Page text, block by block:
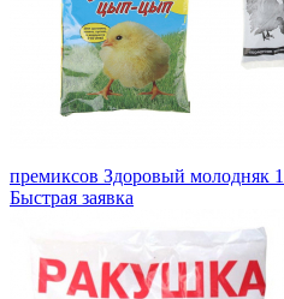
премиксов Здоровый молодняк
Быстрая заявка